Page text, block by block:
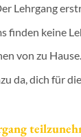
Lehrgang
finden keine
von zu Hause.
da, dich für